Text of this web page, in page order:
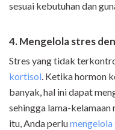
sesuai kebutuhan dan
4. Mengelola stres
Stres yang tidak
kortisol. Ketika hormon
banyak, hal ini dapat
sehingga lama-
itu, Anda perlumengelola